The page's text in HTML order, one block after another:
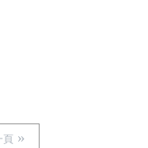
頁